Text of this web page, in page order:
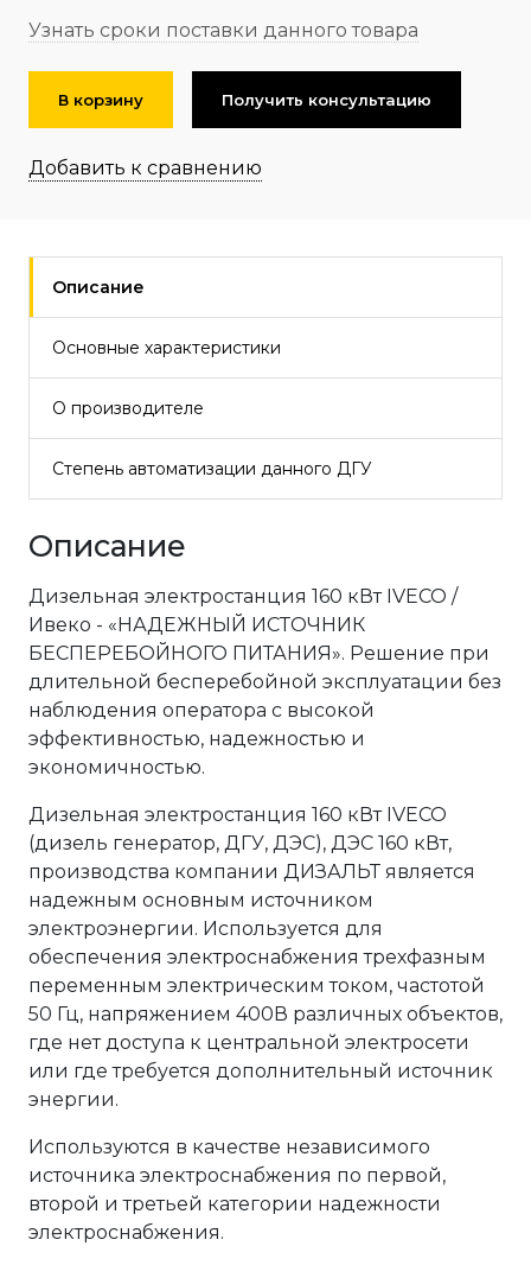
Узнать сроки поставки данного товара
В корзину Получить консультацию
Добавить к сравнению
Описание
Основные характеристики
О производителе
Степень автоматизации данного ДГУ
Описание
Дизельная электростанция 160 кВт IVECO /
Ивеко - «НАДЕЖНЫЙ ИСТОЧНИК
БЕСПЕРЕБОЙНОГО ПИТАНИЯ». Решение при
длительной бесперебойной эксплуатации без
наблюдения оператора с высокой
эффективностью, надежностью и
экономичностью.
Дизельная электростанция 160 кВт IVECO
(дизель генератор, ДГУ, ДЭС), ДЭС 160 кВт,
производства компании ДИЗАЛЬТ является
надежным основным источником
электроэнергии. Используется для
обеспечения электроснабжения трехфазным
переменным электрическим током, частотой
50 Гц, напряжением 400В различных объектов,
где нет доступа к центральной электросети
или где требуется дополнительный источник
энергии.
Используются в качестве независимого
источника электроснабжения по первой,
второй и третьей категории надежности
электроснабжения.